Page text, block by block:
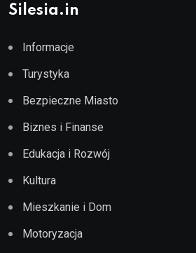
Silesia.in
Informacje
Turystyka
Bezpieczne Miasto
Biznes i Finanse
Edukacja i Rozwój
Kultura
Mieszkanie i Dom
Motoryzacja